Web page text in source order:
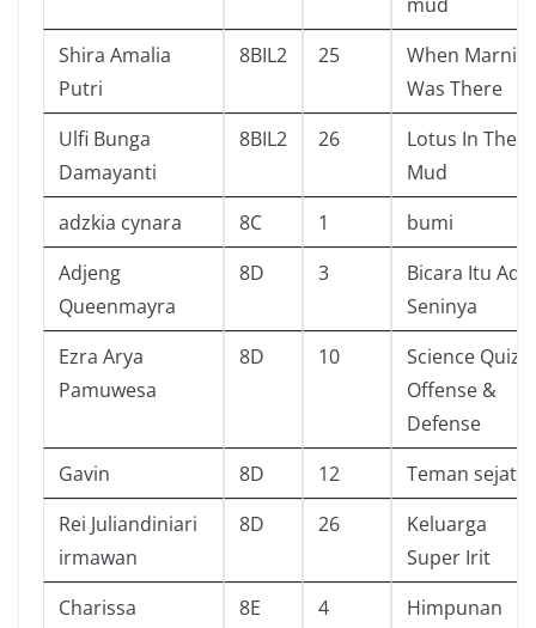
Shira Amalia
Putri
8BIL2 25
When Marnie
Was There
Ulfi Bunga
Damayanti
8BIL2 26
Lotus In The
Mud
adzkia cynara
8C 1
bumi
Adjeng
Queenmayra
8D 3
Bicara Itu Ada
Seninya
Ezra Arya
Pamuwesa
8D 10
Science Quiz :
Offense &
Defense
Gavin
8D 12
Teman sejati
Rei Juliandiniari
irmawan
8D 26
Keluarga
Super Irit
Charissa
8E 4 Himpunan